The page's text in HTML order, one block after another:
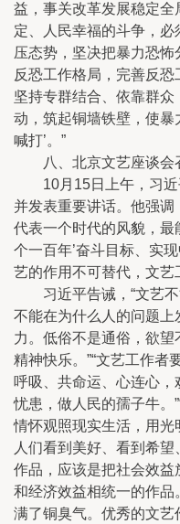
益，事关改革发展稳定
定、人民幸福的斗争，
压态势，坚决把暴力恐
反恐工作格局，完善反
坚持专群结合、依靠群
动，筑起铜墙铁壁，使暴
喊打’。”
八、北京文艺座谈会
10月15日上午，习近
并发表重要讲话。他强调
代表一个时代的风貌，最
个一百年’奋斗目标、实
艺的作用不可替代，文艺
习近平告诫，“文艺不
不能在为什么人的问题
力。低俗不是通俗，欲
精神快乐。”“文艺工作者
呼吸、共命运、心连心
忧患，做人民的孺子牛。
情怀观照现实生活，用
人们看到美好、看到希望
作品，应该是把社会效
和经济效益相统一的作
满了铜臭气。优秀的文